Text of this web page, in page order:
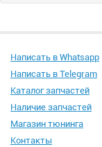
Написать в Whatsapp
Написать в Telegram
Каталог запчастей
Наличие запчастей
Магазин тюнинга
Контакты